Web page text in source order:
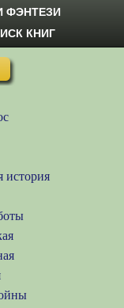
ФЭНТЕЗИ
КНИГ
история